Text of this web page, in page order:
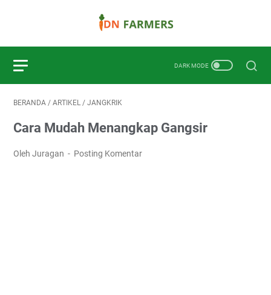
BERANDA / ARTIKEL / JANGKRIK
Cara Mudah Menangkap Gangsir
Oleh Juragan Posting Komentar